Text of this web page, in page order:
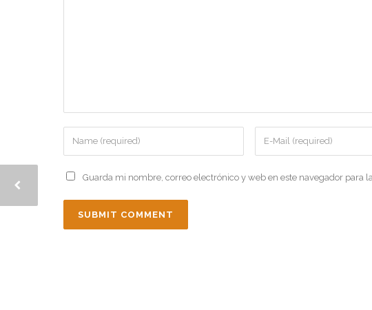
Guarda mi nombre, correo electrónico y web en este navegador para